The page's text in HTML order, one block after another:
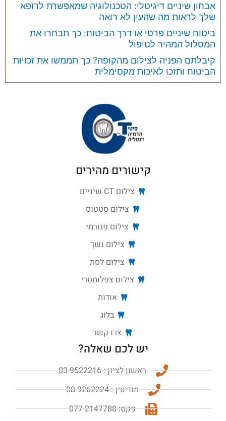
אבחון שיניים דיגיטלי: הטכנולוגיה שמאפשרת לרופא
שלך לראות מה שהעין לא רואה
ביטוח שיניים פרטי או דרך הביטוח: כך תבחרו את
המסלול המהיר לטיפול
קיבלתם הפניה לצילום מהקופה? כך תממשו את זכויות
הביטוח ותזכו לאיכות מקסימלית
קישורים מהירים
צילום CT שיניים
צילום סטטוס
צילום פנורמי
צילום נשך
צילום לסת
צילום צפלומטרי
אודות
בלוג
צרו קשר
יש לכם שאלה?
ראשון לציון : 03-9522216
מודיעין : 08-9262224
פקס: 077-2147788